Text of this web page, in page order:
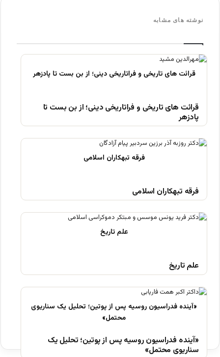
نوشته های مشابه
قرائت های تاریخی و فراتاریخی دینی؛ از بن بست تا
پادزهر
فرقه تبهکاران اسلامی
علم تاریخ
«آینده فدراسیون روسیه پس از پوتین؛ تحلیل یک
سناریوی محتمل»